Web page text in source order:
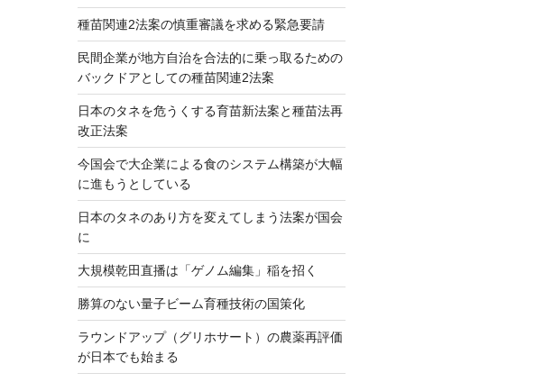
種苗関連2法案の慎重審議を求める緊急要請
民間企業が地方自治を合法的に乗っ取るための
バックドアとしての種苗関連2法案
日本のタネを危うくする育苗新法案と種苗法再
改正法案
今国会で大企業による食のシステム構築が大幅
に進もうとしている
日本のタネのあり方を変えてしまう法案が国会
に
大規模乾田直播は「ゲノム編集」稲を招く
勝算のない量子ビーム育種技術の国策化
ラウンドアップ（グリホサート）の農薬再評価
が日本でも始まる